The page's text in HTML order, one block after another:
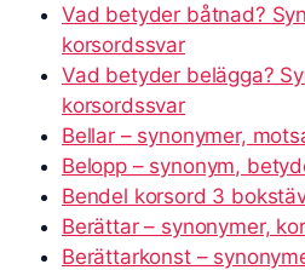
Vad betyder båtnad?
korsordssvar
Vad betyder belägga?
korsordssvar
Bellar – synonymer,
Belopp – synonym,
Bendel korsord 3
Berättar – synonymer,
Berättarkonst –